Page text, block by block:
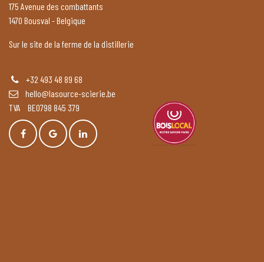
175 Avenue des combattants
1470 Bousval - Belgique
Sur le site de la ferme de la distillerie
+32 493 48 89 68
hello@lasource-scierie.be
TVA BE0798 845 379